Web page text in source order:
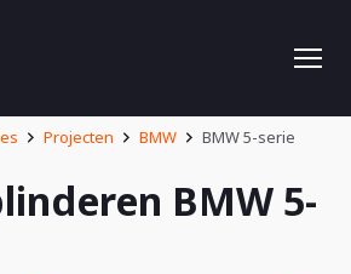
Projecten BMW BMW 5-serie
BMW 5-